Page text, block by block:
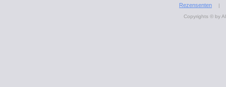
Rezensenten
|
Copyrights © by